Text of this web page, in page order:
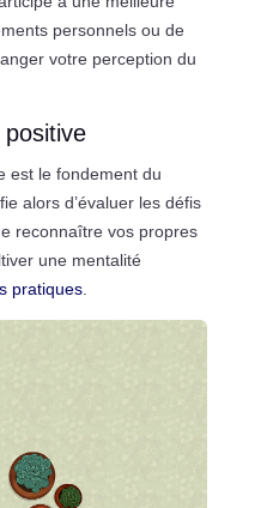
personnels ou de
votre perception du
est le fondement du
alors d’évaluer les défis
reconnaître vos propres
une mentalité
pratiques.